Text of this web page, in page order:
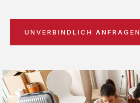
UNVERBINDLICH ANFRAGEN